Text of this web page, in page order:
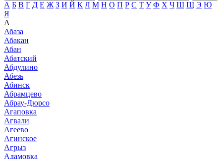
А Б В Г Д Е Ж З И Й К Л М Н О П Р С Т У Ф Х Ч Ш Щ Э Ю
Я
А
Абаза
Абакан
Абан
Абатский
Абдулино
Абезь
Абинск
Абрамцево
Абрау-Дюрсо
Агаповка
Агвали
Агеево
Агинское
Агрыз
Адамовка